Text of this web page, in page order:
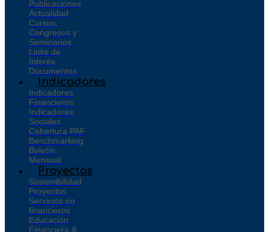
Publicaciones
Actualidad
Cursos,
Congresos y
Seminarios
Links de
Interés
Documentos
Indicadores
Indicadores
Financieros
Indicadores
Sociales
Cobertura PAF
Benchmarking
Boletín
Mensual
Proyectos
Sostenibilidad
Proyectos
Servicios no
financieros
Educación
Financiera &